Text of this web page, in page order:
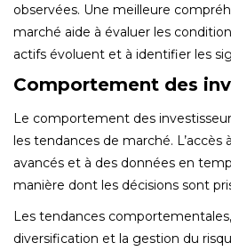
observées. Une meilleure
marché aide à évaluer les
actifs évoluent et à identifier les
Comportement des
Le comportement des
les tendances de marché. L’accès
avancés et à des données en
manière dont les décisions sont
Les tendances
diversification et la gestion du